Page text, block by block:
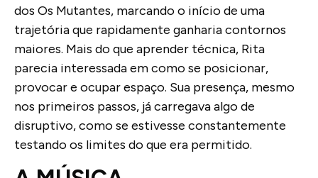
dos Os Mutantes, marcando o início de uma
trajetória que rapidamente ganharia contornos
maiores. Mais do que aprender técnica, Rita
parecia interessada em como se posicionar,
provocar e ocupar espaço. Sua presença, mesmo
nos primeiros passos, já carregava algo de
disruptivo, como se estivesse constantemente
testando os limites do que era permitido.